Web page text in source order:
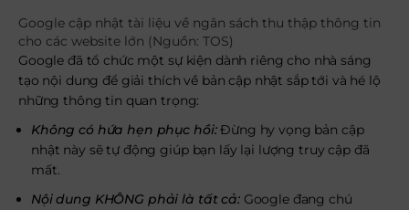
Google cập nhật tài liệu về ngân sách thu thập thông tin
cho các website lớn (Nguồn: TOS)
Google đã tổ chức một sự kiện dành riêng cho nhà sáng
tạo nội dung để giải thích về bản cập nhật sắp tới và hé lộ
những thông tin quan trọng:
Không có hứa hẹn phục hồi:Đừng hy vọng bản cập
nhật này sẽ tự động giúp bạn lấy lại lượng truy cập đã
mất.
Nội dung KHÔNG phải là tất cả:Google đang chú